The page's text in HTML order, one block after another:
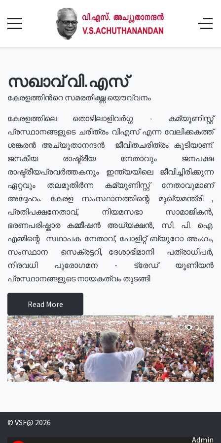
സഖാവ് വി.എസ്
കേരളത്തിൻറെ സമരതീക്ഷ്ണ യൌവ്വനം
കേരളത്തിലെ തൊഴിലാളിവർഗ്ഗ - കമ്യൂണിസ്റ്റ്
പ്രസ്ഥാനങ്ങളുടെ ചരിത്രം വിഎസ് എന്ന വേലിക്കകത്ത്
ശങ്കരൻ അച്യുതാനന്ദൻ ജീവിതചരിത്രം കൂടിയാണ്.
ജനകീയ രാഷ്ട്രീയ നേതാവും ജനപക്ഷ
രാഷ്ട്രീയപ്രവർത്തകനും ഇന്ത്യയിലെ ജീവിച്ചിരിക്കുന്ന
ഏറ്റവും തലമുതിർന്ന കമ്യൂണിസ്റ്റ് നേതാവുമാണ്
അദ്ദേഹം. കേരള സംസ്ഥാനത്തിന്റെ മുഖ്യമന്ത്രി ,
പ്രതിപക്ഷനേതാവ്, നിയമസഭാ സാമാജികൻ,
ഭരണപരിഷ്കാര കമ്മീഷൻ അധ്യക്ഷൻ, സി. പി. ഐ.
എമ്മിന്റെ സഥാപക നേതാവ്, പോളിറ്റ് ബ്യുറോ അംഗം,
സംസ്ഥാന സെക്രട്ടറി, ദേശാഭിമാനി പത്രാധിപർ,
നിരവധി പുരോഗമന - ട്രേഡ് യൂണിയൻ
പ്രസ്ഥാനങ്ങളുടെ നായകത്വം തുടങ്ങി
Read More
© VSF@ 2026
Admin